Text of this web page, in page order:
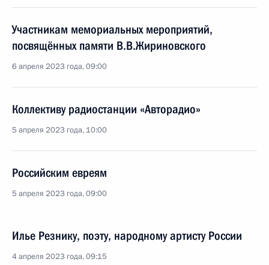
Участникам мемориальных мероприятий,
посвящённых памяти В.В.Жириновского
6 апреля 2023 года, 09:00
Коллективу радиостанции «Авторадио»
5 апреля 2023 года, 10:00
Российским евреям
5 апреля 2023 года, 09:00
Илье Резнику, поэту, народному артисту России
4 апреля 2023 года, 09:15